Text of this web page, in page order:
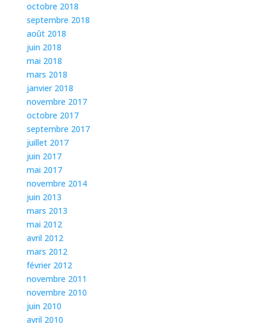
octobre 2018
septembre 2018
août 2018
juin 2018
mai 2018
mars 2018
janvier 2018
novembre 2017
octobre 2017
septembre 2017
juillet 2017
juin 2017
mai 2017
novembre 2014
juin 2013
mars 2013
mai 2012
avril 2012
mars 2012
février 2012
novembre 2011
novembre 2010
juin 2010
avril 2010